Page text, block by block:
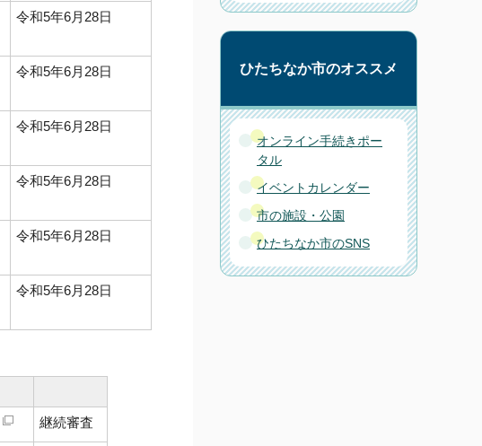
令和5年6月28日
令和5年6月28日
令和5年6月28日
令和5年6月28日
令和5年6月28日
令和5年6月28日
継続審査
ひたちなか市のオススメ
オンライン手続きポー
タル
イベントカレンダー
市の施設・公園
ひたちなか市のSNS